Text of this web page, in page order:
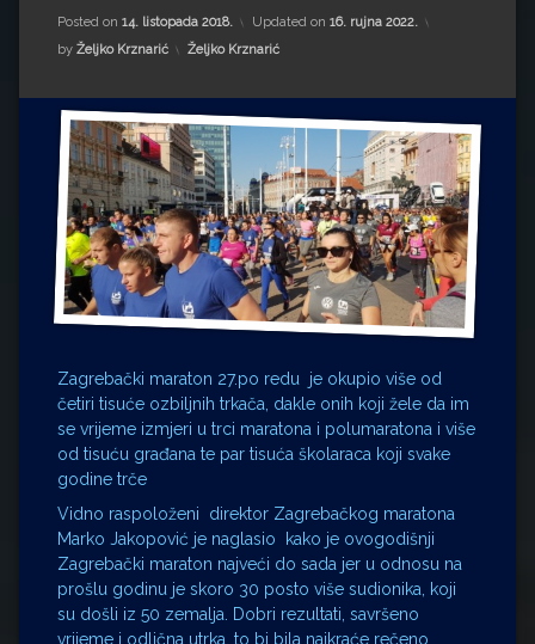
Drugi autori
Drugi autori
Matea Andrić
Ljiljana Lekanić-Kljaić
Željko Krznarić
Mario Lovreković
Posted on 14. listopada 2018. Updated on 16. rujna 2022.
by Željko Krznarić Kategorije:
Željko Krznarić
Zagrebački maraton 27.po redu je okupio više od
četiri tisuće ozbiljnih trkača, dakle onih koji žele da im
se vrijeme izmjeri u trci maratona i polumaratona i više
od tisuću građana te par tisuća školaraca koji svake
godine trče
Vidno raspoloženi direktor Zagrebačkog maratona
Marko Jakopović je naglasio kako je ovogodišnji
Zagrebački maraton najveći do sada jer u odnosu na
prošlu godinu je skoro 30 posto više sudionika, koji
su došli iz 50 zemalja. Dobri rezultati, savršeno
vrijeme i odlična utrka, to bi bila najkraće rečeno